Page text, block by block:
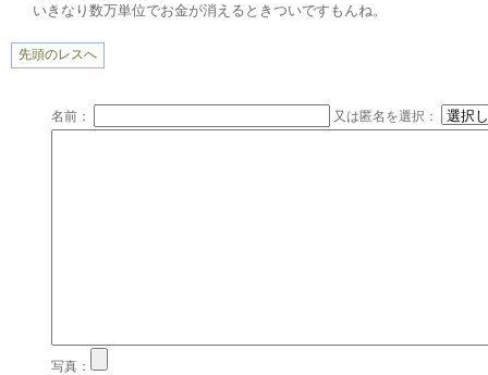
いきなり数万単位でお金が消えるときついですもんね。
先頭のレスへ
名前： 又は匿名を選択：
写真：